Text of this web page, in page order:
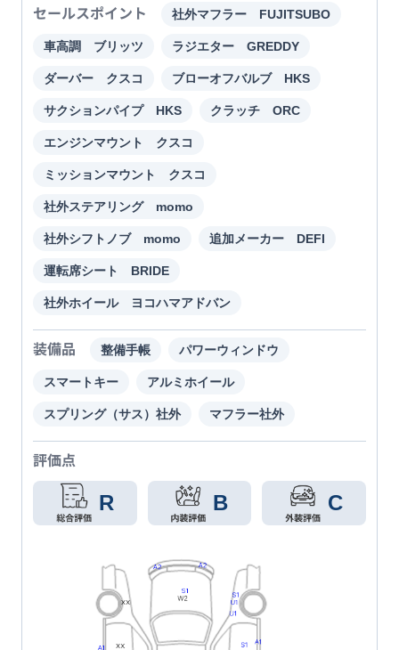
セールスポイント 社外マフラー FUJITSUBO
車高調 ブリッツ ラジエター GREDDY
ダーバー クスコ ブローオフバルブ HKS
サクションパイプ HKS クラッチ ORC
エンジンマウント クスコ
ミッションマウント クスコ
社外ステアリング momo
社外シフトノブ momo 追加メーカー DEFI
運転席シート BRIDE
社外ホイール ヨコハマアドバン
装備品 整備手帳 パワーウィンドウ
スマートキー アルミホイール
スプリング（サス）社外 マフラー社外
評価点
R B C